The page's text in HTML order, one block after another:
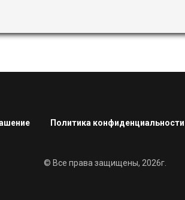
Политика конфиденциальности
© Все права защищены, 2026г.